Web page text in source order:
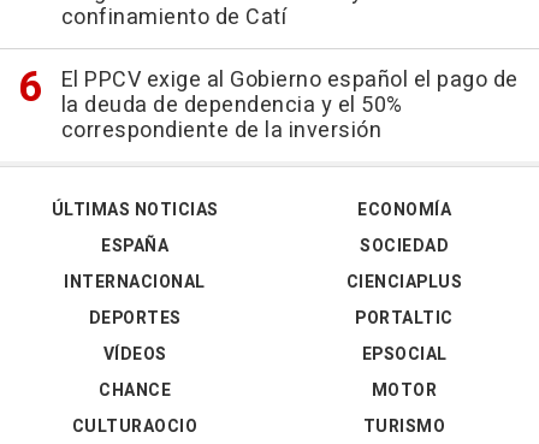
confinamiento de Catí
El PPCV exige al Gobierno español el pago de
la deuda de dependencia y el 50%
correspondiente de la inversión
ÚLTIMAS NOTICIAS
ESPAÑA
INTERNACIONAL
DEPORTES
VÍDEOS
ECONOMÍA
SOCIEDAD
CIENCIAPLUS
PORTALTIC
EPSOCIAL
CHANCE
CULTURAOCIO
MOTOR
TURISMO